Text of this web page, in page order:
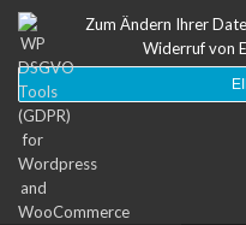
Zum Ändern Ihrer
Widerruf von